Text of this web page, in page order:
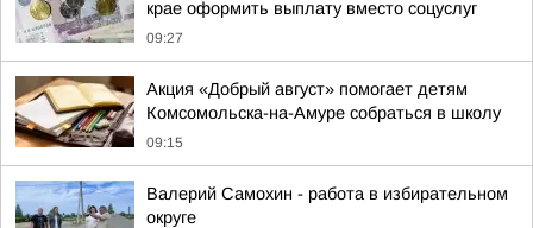
крае оформить выплату вместо соцуслуг
09:27
Акция «Добрый август» помогает детям
Комсомольска-на-Амуре собраться в школу
09:15
Валерий Самохин - работа в избирательном
округе